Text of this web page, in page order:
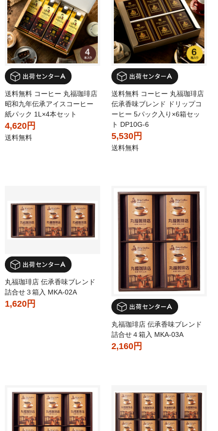
送料無料 コーヒー 丸福珈琲店
昭和九年伝承アイスコーヒー
紙パック 1L×4本セット
4,620円
送料無料
送料無料 コーヒー 丸福珈琲店
伝承香味ブレンド ドリップコ
ーヒー 5パック入り×6箱セッ
ト DP10G-6
5,530円
送料無料
丸福珈琲店 伝承香味ブレンド
詰合せ３箱入 MKA-02A
1,620円
丸福珈琲店 伝承香味ブレンド
詰合せ４箱入 MKA-03A
2,160円